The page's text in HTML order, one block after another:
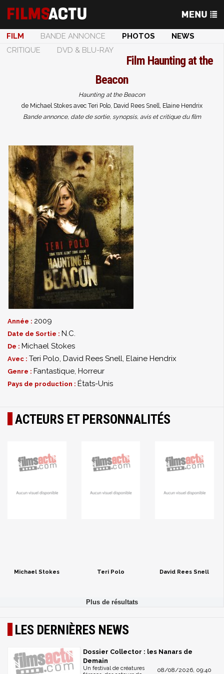
FILM BANDE ANNONCE PHOTOS
NEWS
CRITIQUE
DVD & BLU-RAY
Film Haunting at the
Beacon
Haunting at the Beacon
de Michael Stokes avec Teri Polo, David Rees Snell, Elaine Hendrix
Bande annonce, date de sortie, synopsis, avis et critique du film
Année : 2009
Date de Sortie : N.C.
De : Michael Stokes
Avec : Teri Polo, David Rees Snell, Elaine Hendrix
Genre : Fantastique, Horreur
Pays de production : États-Unis
ACTEURS ET PERSONNALITÉS
Michael Stokes Teri Polo David Rees Snell
LES DERNIÈRES NEWS
Dossier Collector : les Nanars de
Demain
08/08/2026, 09:40
Un festival de créatures